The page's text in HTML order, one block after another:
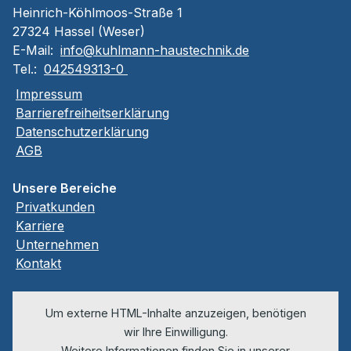
Heinrich-Köhlmoos-Straße 1
27324 Hassel (Weser)
E-Mail: info@kuhlmann-haustechnik.de
Tel.: 042549313-0
Impressum
Barrierefreiheitserklärung
Datenschutzerklärung
AGB
Unsere Bereiche
Privatkunden
Karriere
Unternehmen
Kontakt
Um externe HTML-Inhalte anzuzeigen, benötigen
wir Ihre Einwilligung.